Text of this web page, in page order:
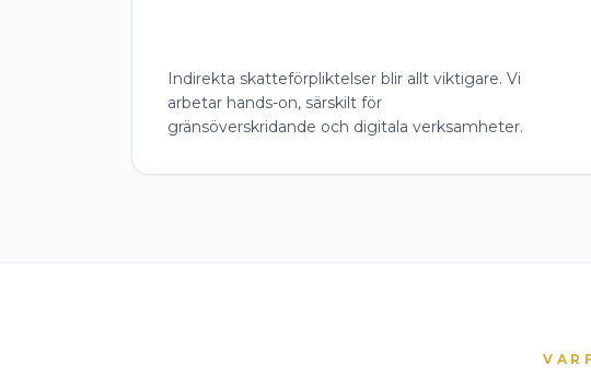
Indirekta skatteförpliktelser blir allt viktigare. Vi
arbetar hands-on, särskilt för
gränsöverskridande och digitala verksamheter.